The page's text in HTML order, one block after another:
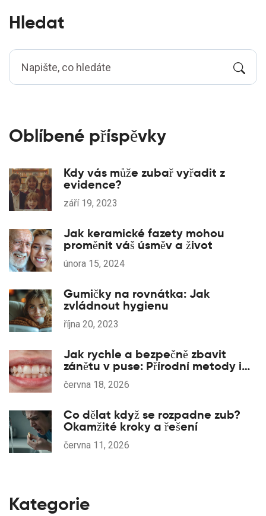
Hledat
Oblíbené příspěvky
Kdy vás může zubař vyřadit z
evidence?
září 19, 2023
Jak keramické fazety mohou
proměnit váš úsměv a život
února 15, 2024
Gumičky na rovnátka: Jak
zvládnout hygienu
října 20, 2023
Jak rychle a bezpečně zbavit
zánětu v puse: Přírodní metody i
lékařské řešení
června 18, 2026
Co dělat když se rozpadne zub?
Okamžité kroky a řešení
června 11, 2026
Kategorie